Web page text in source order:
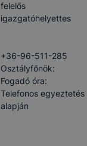
felelős
igazgatóhelyettes
+36-96-511-285
Osztályfőnök:
Fogadó óra:
Telefonos egyeztetés
alapján